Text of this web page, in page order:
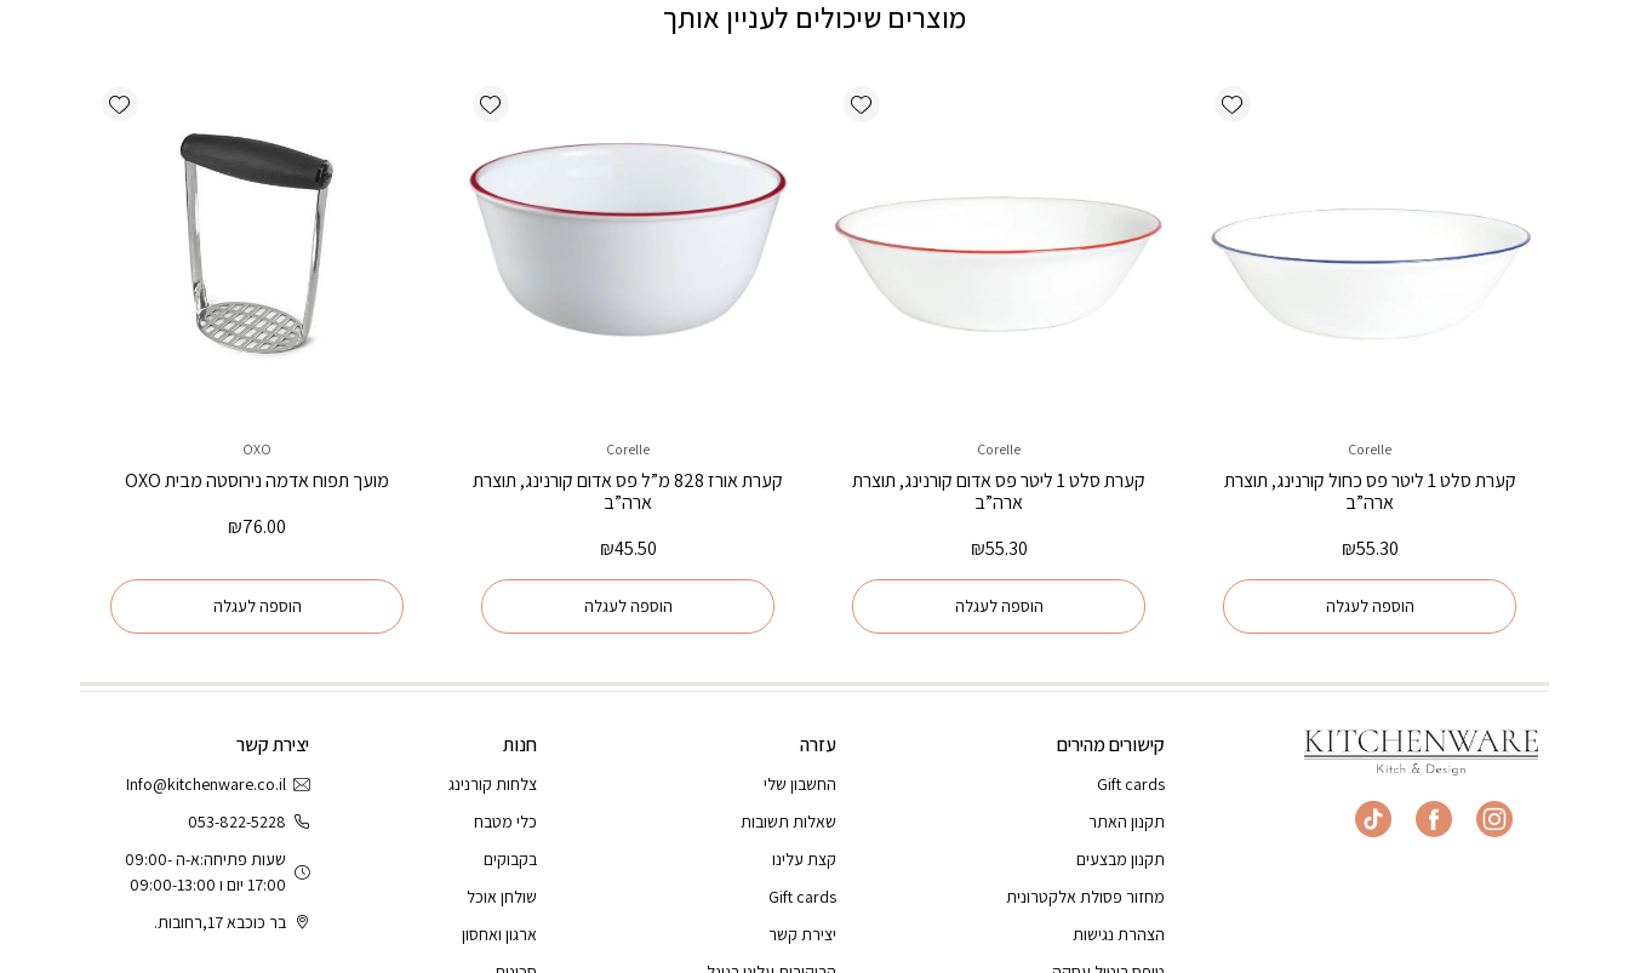
מוצרים שיכולים לעניין אותך
Add wishlist
Corelle
קערת סלט 1 ליטר פס כחול קורנינג, תוצרת
ארה”ב
₪55.30
הוספה לעגלה
Add wishlist
Corelle
קערת סלט 1 ליטר פס אדום קורנינג, תוצרת
ארה”ב
₪55.30
הוספה לעגלה
Add wishlist
Corelle
קערת אורז 828 מ”ל פס אדום קורנינג, תוצרת
ארה”ב
₪45.50
הוספה לעגלה
Add wishlist
OXO
מועך תפוח אדמה נירוסטה מבית OXO
₪76.00
הוספה לעגלה
קישורים מהירים
Gift cards
תקנון האתר
תקנון מבצעים
מחזור פסולת אלקטרונית
הצהרת נגישות
עזרה
החשבון שלי
שאלות תשובות
קצת עלינו
Gift cards
יצירת קשר
חנות
צלחות קורנינג
כלי מטבח
בקבוקים
שולחן אוכל
ארגון ואחסון
יצירת קשר
Info@kitchenware.co.il
053-822-5228
שעות פתיחה:א-ה 09:00-
17:00 יום ו 09:00-13:00
בר כוכבא 17,רחובות.